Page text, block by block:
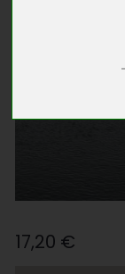
17,20 €